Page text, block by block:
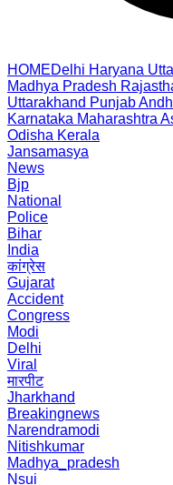
HOMEDelhi Haryana
Madhya Pradesh
Uttarakhand Punjab
Karnataka Maharashtra
Odisha Kerala
Jansamasya
News
Bjp
National
Police
Bihar
India
कांग्रेस
Gujarat
Accident
Congress
Modi
Delhi
Viral
मारपीट
Jharkhand
Breakingnews
Narendramodi
Nitishkumar
Madhya_pradesh
Nsui